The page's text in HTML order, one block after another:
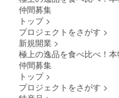
仲間募集
トップ >
プロジェクトをさがす >
新規開業 >
極上の逸品を食べ比べ！
仲間募集
トップ >
プロジェクトをさがす >